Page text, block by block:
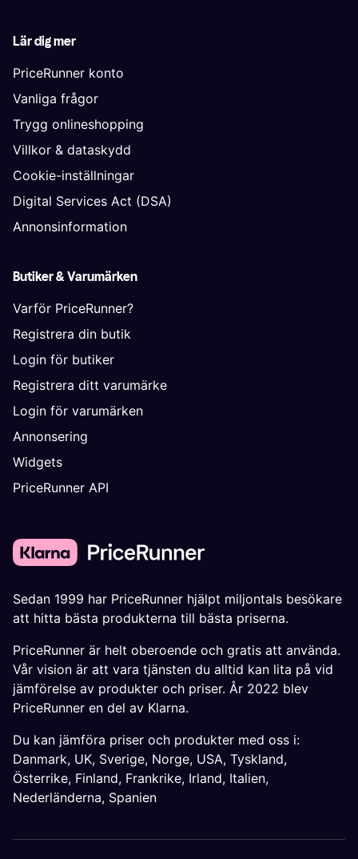
Lär dig mer
PriceRunner konto
Vanliga frågor
Trygg onlineshopping
Villkor & dataskydd
Cookie-inställningar
Digital Services Act (DSA)
Annonsinformation
Butiker & Varumärken
Varför PriceRunner?
Registrera din butik
Login för butiker
Registrera ditt varumärke
Login för varumärken
Annonsering
Widgets
PriceRunner API
Sedan 1999 har PriceRunner hjälpt miljontals besökare
att hitta bästa produkterna till bästa priserna.
PriceRunner är helt oberoende och gratis att använda.
Vår vision är att vara tjänsten du alltid kan lita på vid
jämförelse av produkter och priser. År 2022 blev
PriceRunner en del av Klarna.
Du kan jämföra priser och produkter med oss i:
Danmark, UK, Sverige, Norge, USA, Tyskland,
Österrike, Finland, Frankrike, Irland, Italien,
Nederländerna, Spanien